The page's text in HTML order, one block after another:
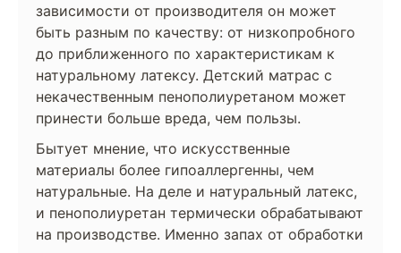
зависимости от производителя он может
быть разным по качеству: от низкопробного
до приближенного по характеристикам к
натуральному латексу. Детский матрас с
некачественным пенополиуретаном может
принести больше вреда, чем пользы.
Бытует мнение, что искусственные
материалы более гипоаллергенны, чем
натуральные. На деле и натуральный латекс,
и пенополиуретан термически обрабатывают
на производстве. Именно запах от обработки